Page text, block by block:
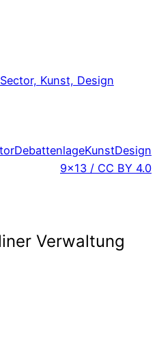
Kunst, Design
DebattenlageKunstDesign
9×13 / CC BY 4.0
Verwaltung